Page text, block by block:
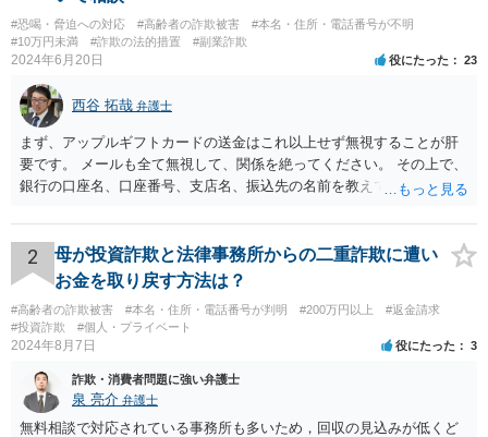
#恐喝・脅迫への対応 #高齢者の詐欺被害
#本名・住所・電話番号が不明
#10万円未満
#詐欺の法的措置 #副業詐欺
2024年6月20日 役にたった 23
西谷 拓哉 弁護士
まず、アップルギフトカードの送金はこれ以上せず無視することが肝
要です。 メールも全て無視して、関係を絶ってください。 その上で、
銀行の口座名、口座番号、支店名、振込先の名前を教えてしまってい
はありません。 そのため、現時点でとくに、詳細不明の入金がないこ
となどが確認できるのであれば、念のため、相手に教えてしまった口
座については、 銀行で口座の解約処理をすることをお勧め致します。
2
母が投資詐欺と法律事務所からの二重詐欺に遭い
お金を取り戻す方法は？
#高齢者の詐欺被害 #本名・住所・電話番号が判明 #200万円以上
#返金請求
#投資詐欺
#個人・プライベート
2024年8月7日 役にたった 3
詐欺・消費者問題に強い弁護士
泉 亮介 弁護士
無料相談で対応されている事務所も多いため，回収の見込みが低くど